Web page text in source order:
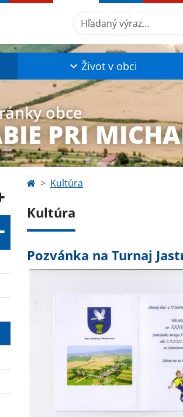
Hľadaný výraz...
Život v obci
obce
PRI
Kultúra
Kultúra
Pozvánka na Turnaj